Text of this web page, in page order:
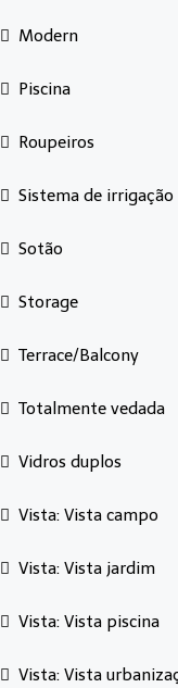
Modern
Piscina
Roupeiros
Sistema de irrigação
Sotão
Storage
Terrace/Balcony
Totalmente vedada
Vidros duplos
Vista: Vista campo
Vista: Vista jardim
Vista: Vista piscina
Vista: Vista